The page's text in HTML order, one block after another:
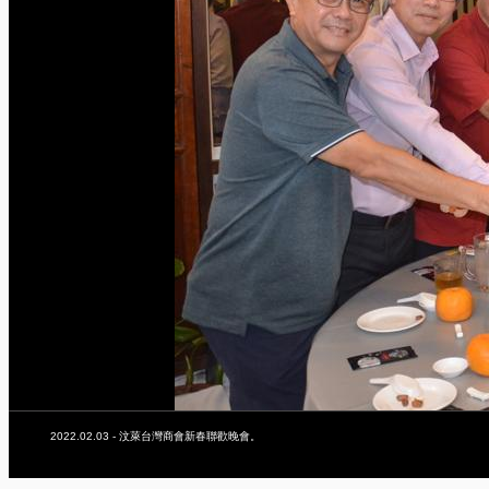
2022.02.03 - 汶萊台灣商會新春聯歡晚會。